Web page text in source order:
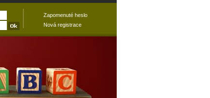
Zapomenuté heslo
Nová registrace